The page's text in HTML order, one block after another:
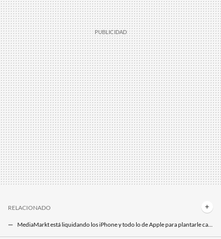
RELACIONADO
MediaMarkt está liquidando los iPhone y todo lo de Apple para plantarle cara a Amazon: la oportunidad de oro para cambiar de móvil